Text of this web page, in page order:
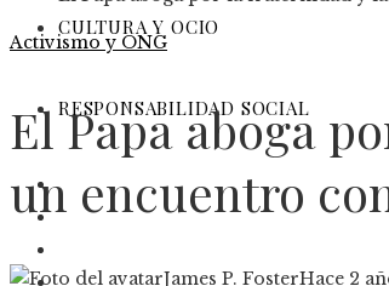
CULTURA Y OCIO
RESPONSABILIDAD SOCIAL
Inversiones y negocios
Ciencia y tecnología
Responsabilidad social
Activismo y ONG
El Papa aboga
un encuentro
James P. FosterHace 2